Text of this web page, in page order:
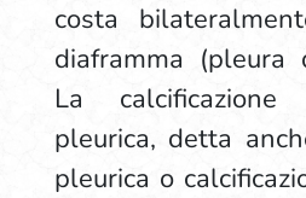
costa
diaframma (pleura
La
pleurica, detta
pleurica o